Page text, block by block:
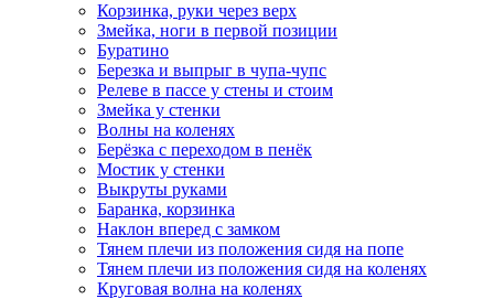
Корзинка, руки через верх
Змейка, ноги в первой позиции
Буратино
Березка и выпрыг в чупа-чупс
Релеве в пассе у стены и стоим
Змейка у стенки
Волны на коленях
Берёзка с переходом в пенёк
Мостик у стенки
Выкруты руками
Баранка, корзинка
Наклон вперед с замком
Тянем плечи из положения сидя на попе
Тянем плечи из положения сидя на коленях
Круговая волна на коленях